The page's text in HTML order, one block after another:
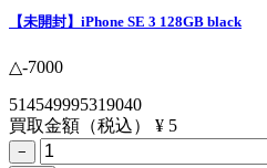
【未開封】iPhone SE 3 128GB black
△-7000
514549995319040
買取金額（税込）
¥ 5
−